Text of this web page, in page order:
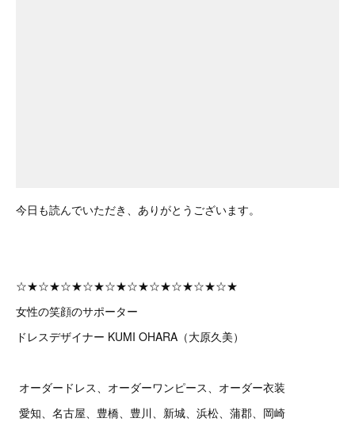
今日も読んでいただき、ありがとうございます。
☆★☆★☆★☆★☆★☆★☆★☆★☆★☆★
女性の笑顔のサポーター
ドレスデザイナー KUMI OHARA（大原久美）
オーダードレス、オーダーワンピース、オーダー衣装
愛知、名古屋、豊橋、豊川、新城、浜松、蒲郡、岡崎